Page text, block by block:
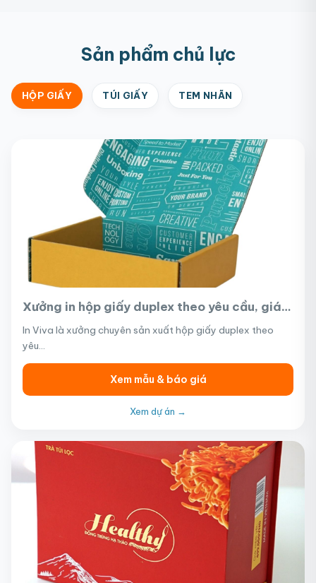
Sản phẩm chủ lực
HỘP GIẤY TÚI GIẤY TEM NHÃN
Xưởng in hộp giấy duplex theo yêu cầu, giá
rẻ và chất lượng tại TP.HCM
In Viva là xưởng chuyên sản xuất hộp giấy duplex theo
yêu…
Xem mẫu & báo giá
Xem dự án →